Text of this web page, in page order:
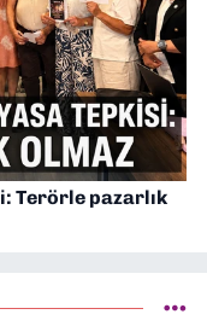
Terörle pazarlık